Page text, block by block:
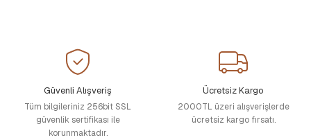
Güvenli Alışveriş
Tüm bilgileriniz 256bit SSL
güvenlik sertifikası ile
korunmaktadır.
Ücretsiz Kargo
2000TL üzeri alışverişlerde
ücretsiz kargo fırsatı.